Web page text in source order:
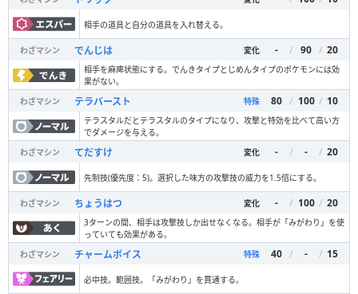
相手の道具と自分の道具を入れ替える。
わざマシン でんじは 変化 - / 90 / 20
相手を麻痺状態にする。でんきタイプとじめんタイプのポケモンには効
果がない。
わざマシン
テラバースト 特殊 80 / 100 / 10
テラスタルだとテラスタルのタイプになり、攻撃と特効を比べて高い方
でダメージを与える。
わざマシン
てだすけ 変化 - / - / 20
先制技(優先度：5)。選択した味方の攻撃技の威力を1.5倍にする。
わざマシン ちょうはつ 変化 - / 100 / 20
3ターンの間、相手は攻撃技しか出せなくなる。相手が「みがわり」を使
っていても効果がある。
わざマシン
チャームボイス 特殊 40 / - / 15
必中技。範囲技。「みがわり」を貫通する。